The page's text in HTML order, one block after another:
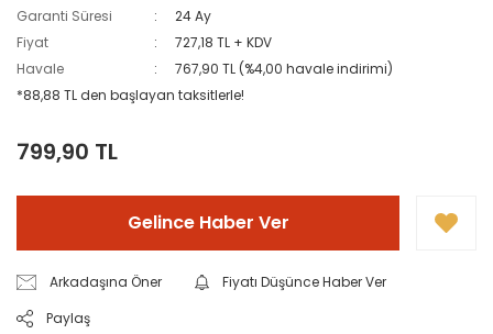
Garanti Süresi
24 Ay
Fiyat
727,18 TL + KDV
Havale
767,90 TL (%4,00 havale indirimi)
*88,88 TL den başlayan taksitlerle!
799,90 TL
Gelince Haber Ver
Arkadaşına Öner
Fiyatı Düşünce Haber Ver
Paylaş